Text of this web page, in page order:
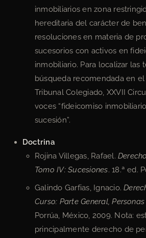
inmobiliarios en zona
hereditaria del carácter de
resoluciones en materia de
sucesorios con activos en
inmobiliario. Para localizar las
búsqueda recomendada en el
Tribunal Colegiado, XXVII
voces “fideicomiso
sucesión”.
Doctrina
Rojina Villegas, Rafael.
Tomo IV: Sucesiones. 18.ª ed.
Galindo Garfias, Ignacio.
Curso: Parte General,
Porrúa, México, 2009. Nota:
principalmente derecho de